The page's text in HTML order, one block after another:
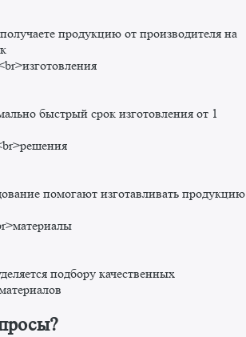
продукцию от производителя на
быстрый срок изготовления от 1
помогают изготавливать продукцию
подбору качественных